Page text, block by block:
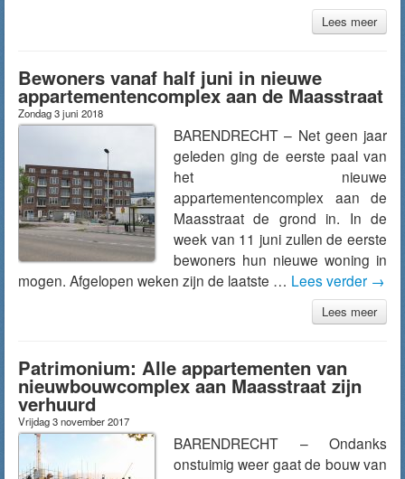
Lees meer
Bewoners vanaf half juni in nieuwe
appartementencomplex aan de Maasstraat
Zondag 3 juni 2018
BARENDRECHT – Net geen jaar
geleden ging de eerste paal van
het nieuwe
appartementencomplex aan de
Maasstraat de grond in. In de
week van 11 juni zullen de eerste
bewoners hun nieuwe woning in
mogen. Afgelopen weken zijn de laatste … Lees verder →
Lees meer
Patrimonium: Alle appartementen van
nieuwbouwcomplex aan Maasstraat zijn
verhuurd
Vrijdag 3 november 2017
BARENDRECHT – Ondanks
onstuimig weer gaat de bouw van